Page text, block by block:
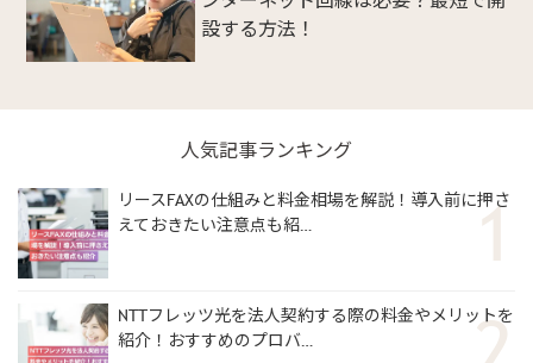
設する方法！
人気記事ランキング
リースFAXの仕組みと料金相場を解説！導入前に押さ
えておきたい注意点も紹…
NTTフレッツ光を法人契約する際の料金やメリットを
紹介！おすすめのプロバ…